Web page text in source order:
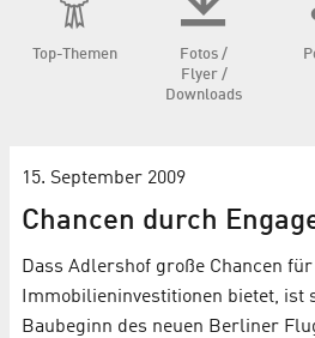
Top-Themen
Fotos /
Flyer /
Downloads
15. September 2009
Chancen durch
Dass Adlershof große Chancen
Immobilieninvestitionen bietet, ist
Baubeginn des neuen Berliner